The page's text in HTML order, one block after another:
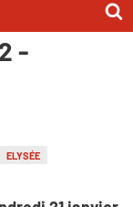
15 au
-
ELYSÉE